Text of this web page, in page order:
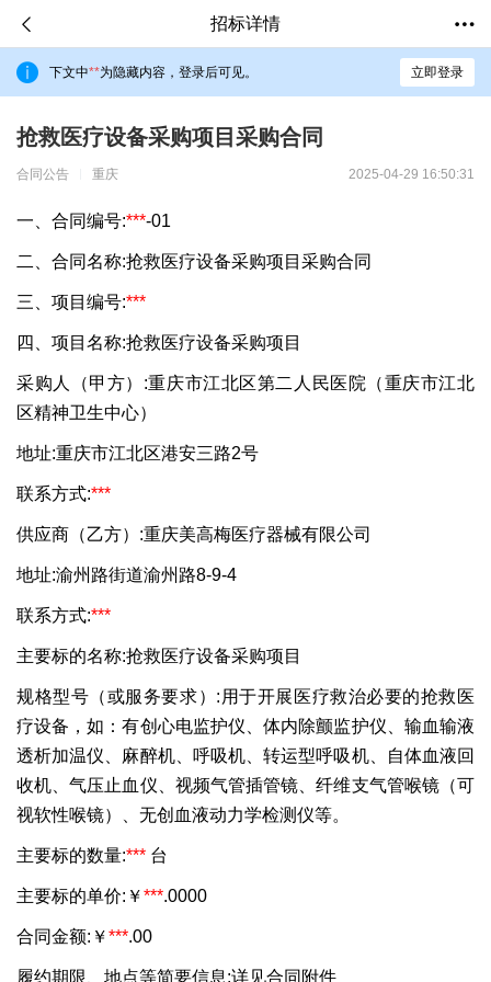
招标详情
下文中**为隐藏内容，登录后可见。 立即登录
抢救医疗设备采购项目采购合同
合同公告 重庆 2025-04-29 16:50:31
一、合同编号:***-01
二、合同名称:抢救医疗设备采购项目采购合同
三、项目编号:***
四、项目名称:抢救医疗设备采购项目
采购人（甲方）:重庆市江北区第二人民医院（重庆市江北
区精神卫生中心）
地址:重庆市江北区港安三路2号
联系方式:***
供应商（乙方）:重庆美高梅医疗器械有限公司
地址:渝州路街道渝州路8-9-4
联系方式:***
主要标的名称:抢救医疗设备采购项目
规格型号（或服务要求）:用于开展医疗救治必要的抢救医
疗设备，如：有创心电监护仪、体内除颤监护仪、输血输液
透析加温仪、麻醉机、呼吸机、转运型呼吸机、自体血液回
收机、气压止血仪、视频气管插管镜、纤维支气管喉镜（可
视软性喉镜）、无创血液动力学检测仪等。
主要标的数量:*** 台
主要标的单价:￥***.0000
合同金额:￥***.00
履约期限、地点等简要信息:详见合同附件